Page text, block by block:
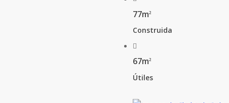
77m2
Construida
67m2
Útiles